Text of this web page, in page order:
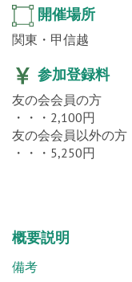
開催場所
関東・甲信越
参加登録料
友の会会員の方
・・・2,100円
友の会会員以外の方
・・・5,250円
概要説明
備考